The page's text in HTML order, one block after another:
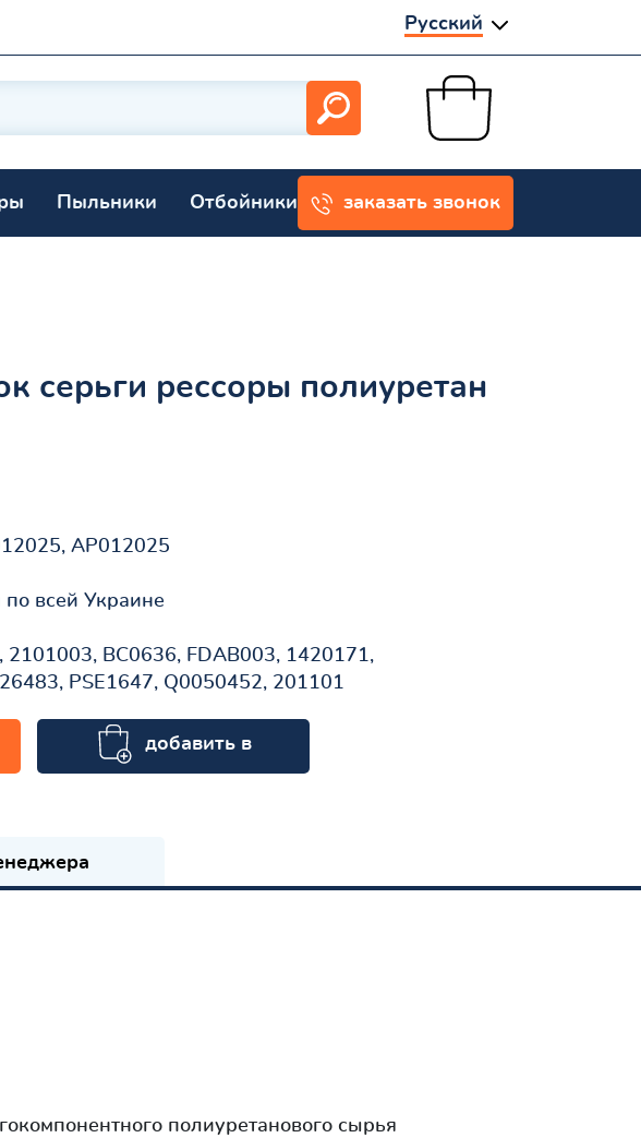
Русский
Пыльники Отбойники заказать звонок
серьги рессоры полиуретан
AP012025
по всей Украине
2101003, BC0636, FDAB003, 1420171,
PSE1647, Q0050452, 201101
добавить в
корзину
полиуретанового сырья